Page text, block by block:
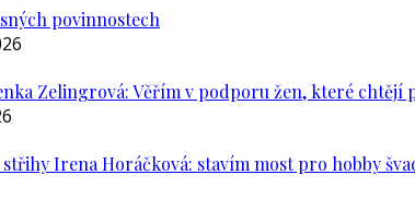
povinnostech
Zelingrová: Věřím v podporu žen, které
Irena Horáčková: stavím most pro hobby